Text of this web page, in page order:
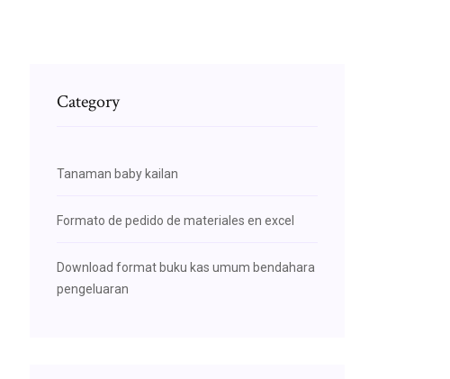
Category
Tanaman baby kailan
Formato de pedido de materiales en excel
Download format buku kas umum bendahara
pengeluaran